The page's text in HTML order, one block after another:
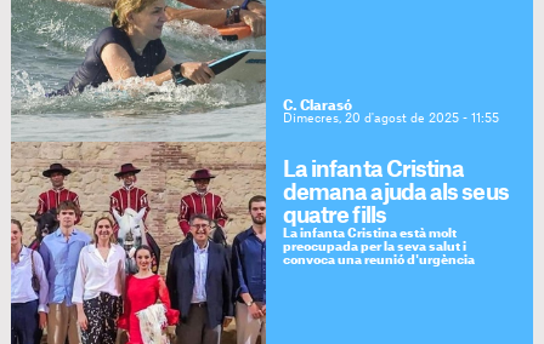
C. Clarasó
Dimecres, 20 d'agost de 2025 - 11:55
La infanta Cristina
demana ajuda als seus
quatre fills
La infanta Cristina està molt
preocupada per la seva salut i
convoca una reunió d'urgència